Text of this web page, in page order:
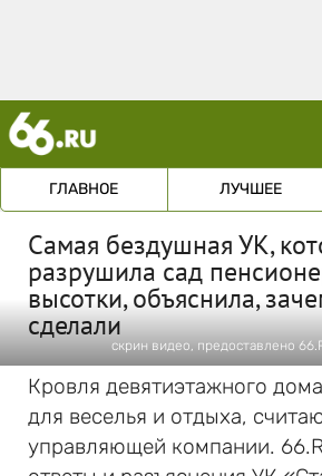
ГЛАВНОЕ ЛУЧШЕЕ
Самая бездушная УК,
разрушила сад
высотки, объяснила,
сделали
скрин видео, предоставлено
Кровля девятиэтажного
для веселья и отдыха,
управляющей компании.